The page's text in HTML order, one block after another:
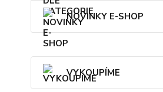
NOVINKY E-SHOP
VYKOUPÍME